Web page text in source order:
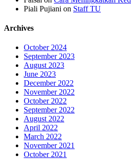
Piali Pujiani on Staff TU
Archives
October 2024
September 2023
August 2023
June 2023
December 2022
November 2022
October 2022
September 2022
August 2022
April 2022
March 2022
November 2021
October 2021